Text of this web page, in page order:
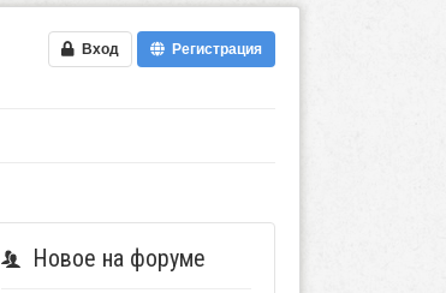
Вход Регистрация
Новое на форуме